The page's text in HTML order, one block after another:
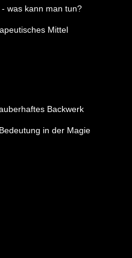
was kann man tun?
Mittel
Backwerk
in der Magie